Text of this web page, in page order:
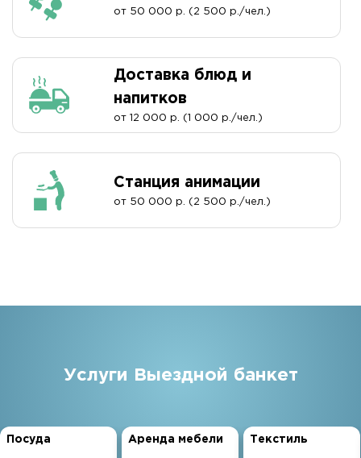
от 50 000 р. (2 500 р./чел.)
Доставка блюд и
напитков
от 12 000 р. (1 000 р./чел.)
Станция анимации
от 50 000 р. (2 500 р./чел.)
Услуги Выездной банкет
Посуда Аренда мебели Текстиль